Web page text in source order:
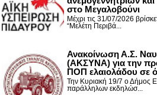
στο Μεγαλοβούνι
Μέχρι τις 31/07/2026
“Μελέτη Περιβά...
Ανακοίνωση Α.Σ.
(ΑΚΣΥΝΑ) για την
ΠΟΠ ελαιολάδου σε
Την Κυριακή 19/7 ο Δήμος
παράλληλων εκδηλώσ...